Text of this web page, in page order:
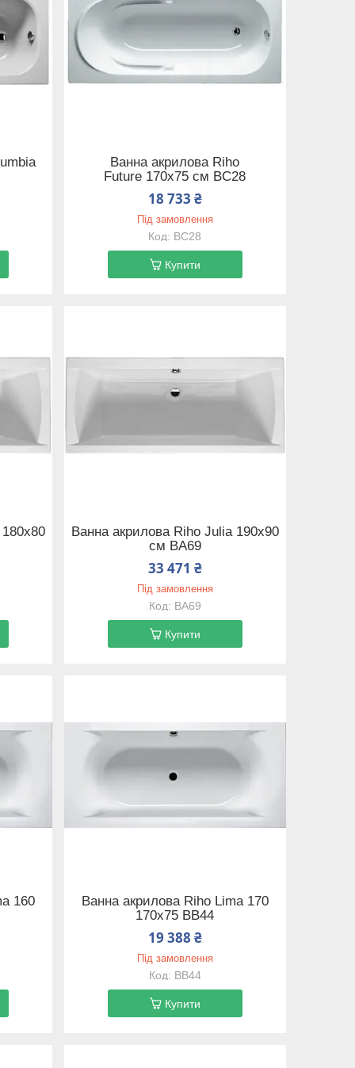
Ванна акрилова Riho
Future 170x75 см BC28
18 733 ₴
Під замовлення
BC28
Купити
Ванна акрилова Riho Julia 190x90
см BA69
33 471 ₴
Під замовлення
BA69
Купити
160
Ванна акрилова Riho Lima 170
170x75 BB44
19 388 ₴
Під замовлення
BB44
Купити